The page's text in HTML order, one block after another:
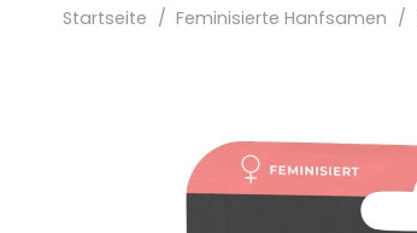
Startseite / Feminisierte Hanfsamen /